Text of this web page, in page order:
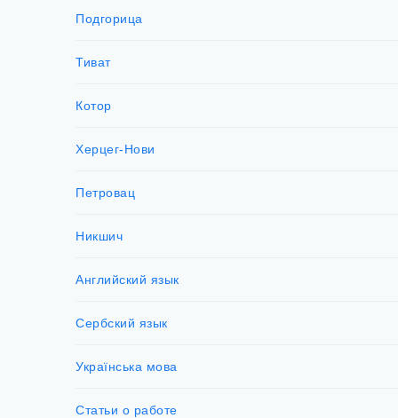
Подгорица
Тиват
Котор
Херцег-Нови
Петровац
Никшич
Английский язык
Сербский язык
Українська мова
Статьи о работе